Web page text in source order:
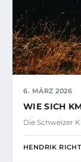
6. MÄRZ 2026
WIE SICH
Die Schweizer
HENDRIK